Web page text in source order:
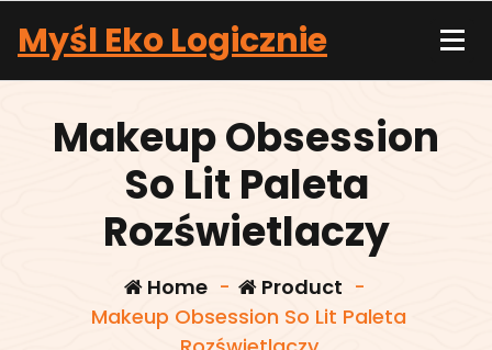
content
Myśl Eko Logicznie
Makeup Obsession
So Lit Paleta
Rozświetlaczy
Home- Product -
Makeup Obsession So Lit Paleta